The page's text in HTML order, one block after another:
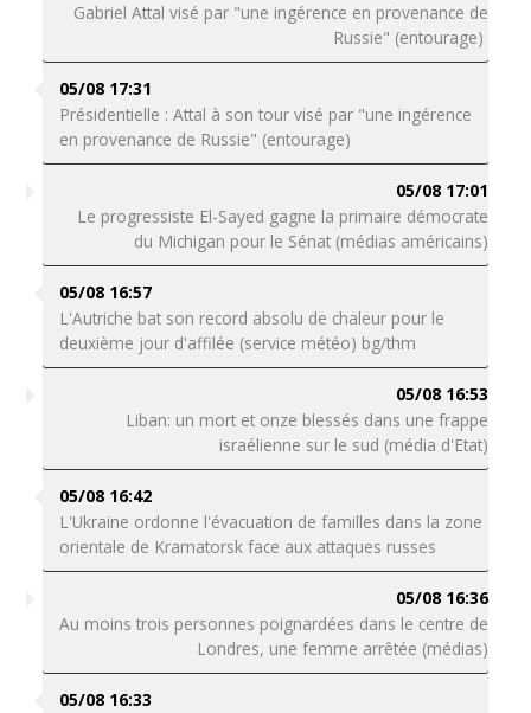
Gabriel Attal visé par "une ingérence en provenance de
Russie" (entourage)
05/08 17:31
Présidentielle : Attal à son tour visé par "une ingérence
en provenance de Russie" (entourage)
05/08 17:01
Le progressiste El-Sayed gagne la primaire démocrate
du Michigan pour le Sénat (médias américains)
05/08 16:57
L'Autriche bat son record absolu de chaleur pour le
deuxième jour d'affilée (service météo) bg/thm
05/08 16:53
Liban: un mort et onze blessés dans une frappe
israélienne sur le sud (média d'Etat)
05/08 16:42
L'Ukraine ordonne l'évacuation de familles dans la zone
orientale de Kramatorsk face aux attaques russes
05/08 16:36
Au moins trois personnes poignardées dans le centre de
Londres, une femme arrêtée (médias)
05/08 16:33